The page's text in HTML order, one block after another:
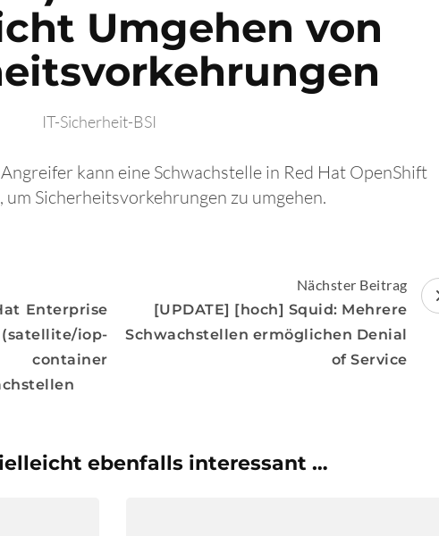
Umgehen von
IT-Sicherheit-BSI
kann eine Schwachstelle in Red Hat OpenShift
Sicherheitsvorkehrungen zu umgehen.
Enterprise
iop-
container
Nächster Beitrag
[UPDATE] [hoch] Squid: Mehrere
Schwachstellen ermöglichen Denial
of Service
ebenfalls interessant …